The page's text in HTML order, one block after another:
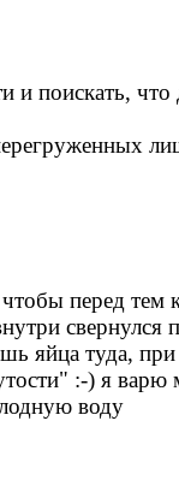
поискать, что
перед
свернулся
яйца туда,
:-) я
воду